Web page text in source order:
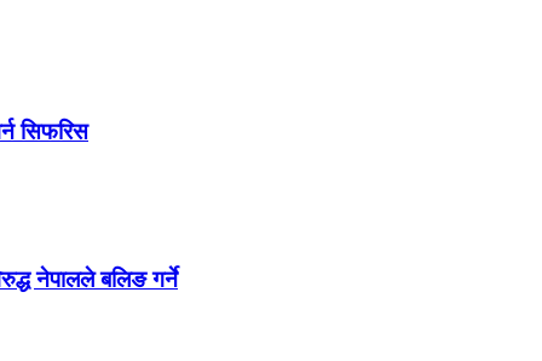
सिफरिस
नेपालले बलिङ गर्ने